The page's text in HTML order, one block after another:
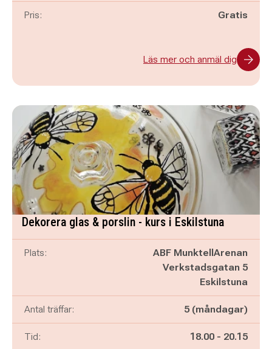
Pris: Gratis
Läs mer och anmäl dig
Dekorera glas & porslin - kurs i Eskilstuna
Plats:
ABF MunktellArenan
Verkstadsgatan 5
Eskilstuna
Antal träffar: 5 (måndagar)
Tid: Pågår mellan
18.00 - och
20.15